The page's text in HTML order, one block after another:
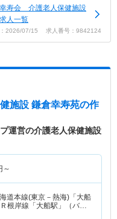
寿会 介護老人保健施設
人一覧
：2026/07/15 求人番号：9842124
施設 鎌倉幸寿苑の作
運営の介護老人保健施設
～
道本線(東京－熱海)「大船
根岸線「大船駅」（バ